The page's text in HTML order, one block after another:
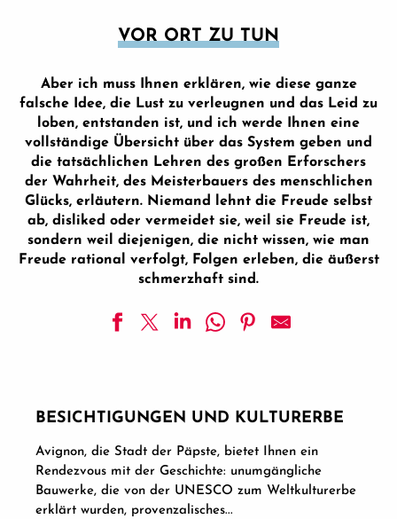
VOR ORT ZU TUN
Aber ich muss Ihnen erklären, wie diese ganze
falsche Idee, die Lust zu verleugnen und das Leid zu
loben, entstanden ist, und ich werde Ihnen eine
vollständige Übersicht über das System geben und
die tatsächlichen Lehren des großen Erforschers
der Wahrheit, des Meisterbauers des menschlichen
Glücks, erläutern. Niemand lehnt die Freude selbst
ab, disliked oder vermeidet sie, weil sie Freude ist,
sondern weil diejenigen, die nicht wissen, wie man
Freude rational verfolgt, Folgen erleben, die äußerst
schmerzhaft sind.
BESICHTIGUNGEN UND KULTURERBE
Avignon, die Stadt der Päpste, bietet Ihnen ein
Rendezvous mit der Geschichte: unumgängliche
Bauwerke, die von der UNESCO zum Weltkulturerbe
erklärt wurden, provenzalisches...